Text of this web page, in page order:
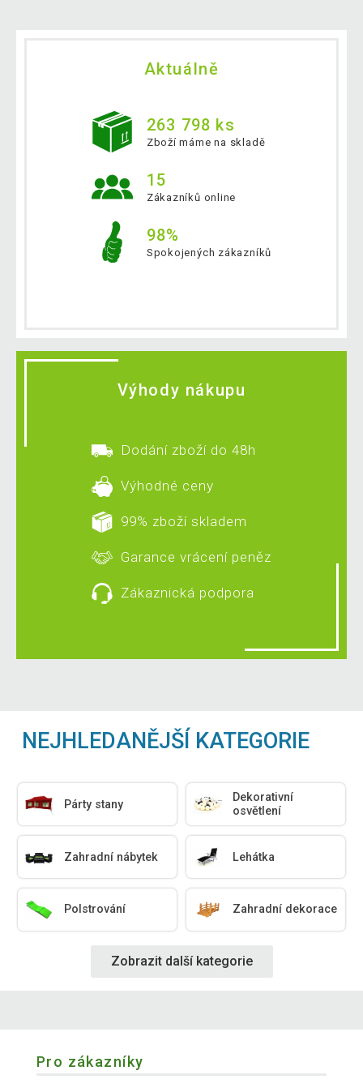
Aktuálně
263 798 ks
Zboží máme na skladě
15
Zákazníků online
98%
Spokojených zákazníků
Výhody nákupu
Dodání zboží do 48h
Výhodné ceny
99% zboží skladem
Garance vrácení peněz
Zákaznická podpora
NEJHLEDANĚJŠÍ KATEGORIE
Párty stany
Dekorativní
osvětlení
Zahradní nábytek Lehátka
Polstrování Zahradní dekorace
Zobrazit další kategorie
Pro zákazníky